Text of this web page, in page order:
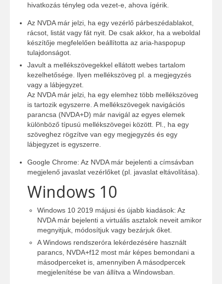
hivatkozás tényleg oda vezet-e, ahova ígérik.
Az NVDA már jelzi, ha egy vezérlő párbeszédablakot,
rácsot, listát vagy fát nyit. De csak akkor, ha a weboldal
készítője megfelelően beállította az aria-haspopup
tulajdonságot.
Javult a mellékszövegekkel ellátott webes tartalom
kezelhetősége. Ilyen mellékszöveg pl. a megjegyzés
vagy a lábjegyzet.
Az NVDA már jelzi, ha egy elemhez több mellékszöveg
is tartozik egyszerre. A mellékszövegek navigációs
parancsa (NVDA+D) már navigál az egyes elemek
különböző típusú mellékszövegei között. Pl., ha egy
szöveghez rögzítve van egy megjegyzés és egy
lábjegyzet is egyszerre.
Google Chrome: Az NVDA már bejelenti a címsávban
megjelenő javaslat vezérlőket (pl. javaslat eltávolítása).
Windows 10
Windows 10 2019 májusi és újabb kiadások: Az
NVDA már bejelenti a virtuális asztalok neveit amikor
megnyitjuk, módosítjuk vagy bezárjuk őket.
A Windows rendszeróra lekérdezésére használt
parancs, NVDA+f12 most már képes bemondani a
másodperceket is, amennyiben A másodpercek
megjelenítése be van állítva a Windowsban.